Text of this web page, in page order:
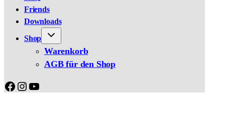
Friends
Downloads
Shop
Warenkorb
AGB für den Shop
Facebook
Instagram
YouTube